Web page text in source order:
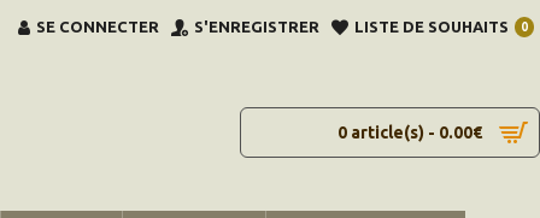
SE CONNECTER S'ENREGISTRER LISTE DE SOUHAITS 0
0 article(s) - 0.00€